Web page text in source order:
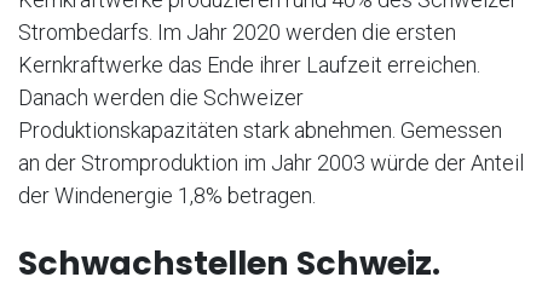
Strombedarfs. Im Jahr 2020 werden die ersten
Kernkraftwerke das Ende ihrer Laufzeit erreichen.
Danach werden die Schweizer
Produktionskapazitäten stark abnehmen. Gemessen
an der Stromproduktion im Jahr 2003 würde der Anteil
der Windenergie 1,8% betragen.
Schwachstellen Schweiz.